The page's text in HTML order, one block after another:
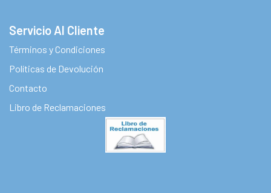
Servicio Al Cliente
Términos y Condiciones
Políticas de Devolución
Contacto
Libro de Reclamaciones